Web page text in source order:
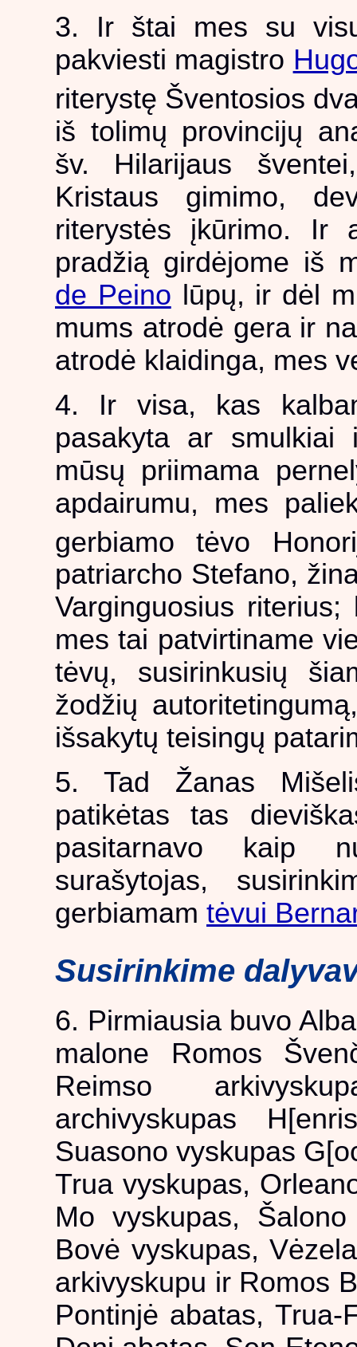
3. Ir štai mes su
pakviesti magistro
riterystę Šventosios
iš tolimų provincijų
šv. Hilarijaus
Kristaus gimimo,
riterystės įkūrimo. Ir
pradžią girdėjome iš
de Peino lūpų, ir dėl
mums atrodė gera ir
atrodė klaidinga, mes
4. Ir visa, kas
pasakyta ar
mūsų priimama
apdairumu, mes
gerbiamo tėvo
patriarcho Stefano,
Varginguosius
mes tai patvirtiname
tėvų, susirinkusių
žodžių
išsakytų teisingų
5. Tad Žanas
patikėtas tas
pasitarnavo kaip
surašytojas,
gerbiamam tėvui
Susirinkime
6. Pirmiausia buvo
malone Romos
Reimso
archivyskupas
Suasono vyskupas
Trua vyskupas,
Mo vyskupas,
Bovė vyskupas,
arkivyskupu ir Romos
Pontinjė abatas,